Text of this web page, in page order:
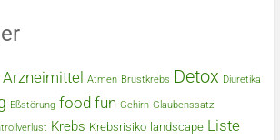
Arzneimittel Atmen Brustkrebs Detox Diuretika
Eßstörung food fun Gehirn Glaubenssatz
Krebs Krebsrisiko landscape Liste